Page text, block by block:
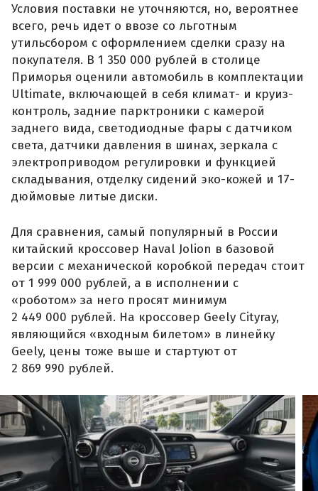
Условия поставки не уточняются, но, вероятнее
всего, речь идет о ввозе со льготным
утильсбором с оформлением сделки сразу на
покупателя. В 1 350 000 рублей в столице
Приморья оценили автомобиль в комплектации
Ultimate, включающей в себя климат- и круиз-
контроль, задние парктроники с камерой
заднего вида, светодиодные фары с датчиком
света, датчики давления в шинах, зеркала с
электроприводом регулировки и функцией
складывания, отделку сидений эко-кожей и 17-
дюймовые литые диски.
Для сравнения, самый популярный в России
китайский кроссовер Haval Jolion в базовой
версии с механической коробкой передач стоит
от 1 999 000 рублей, а в исполнении с
«роботом» за него просят минимум
2 449 000 рублей. На кроссовер Geely Cityray,
являющийся «входным билетом» в линейку
Geely, цены тоже выше и стартуют от
2 869 990 рублей.